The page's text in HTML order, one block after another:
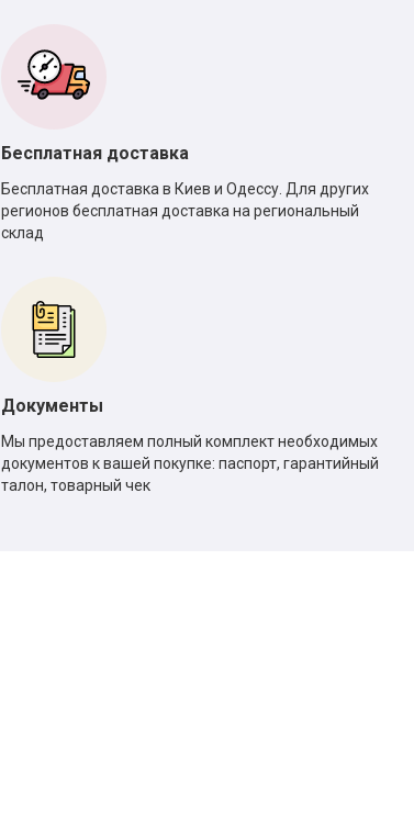
Бесплатная доставка
Бесплатная доставка в Киев и Одессу. Для других
регионов бесплатная доставка на региональный
склад
Документы
Мы предоставляем полный комплект необходимых
документов к вашей покупке: паспорт, гарантийный
талон, товарный чек